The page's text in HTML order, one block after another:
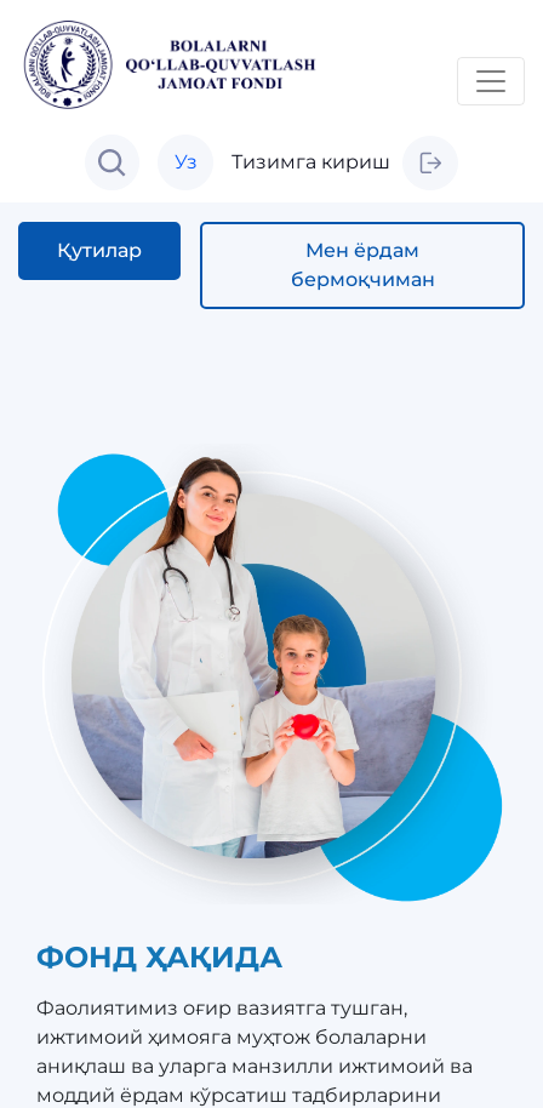
Уз Тизимга кириш
Қутилар
Мен ёрдам
бермоқчиман
ФОНД ҲАҚИДА
Фаолиятимиз оғир вазиятга тушган,
ижтимоий ҳимояга муҳтож болаларни
аниқлаш ва уларга манзилли ижтимоий ва
моддий ёрдам кўрсатиш тадбирларини